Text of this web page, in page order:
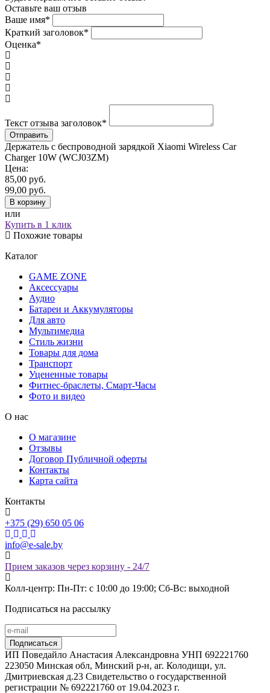
Оставьте ваш отзыв
Ваше имя*
Краткий заголовок*
Оценка*
Текст отзыва заголовок*
Держатель с беспроводной зарядкой Xiaomi Wireless Car
Charger 10W (WCJ03ZM)
Цена:
85,00 руб.
99,00 руб.
В корзину
или
Купить в 1 клик
Похожие товары
Каталог
GAME ZONE
Аксессуары
Аудио
Батареи и Аккумуляторы
Для авто
Мультимедиа
Стиль жизни
Товары для дома
Транспорт
Уцененные товары
Фитнес-браслеты, Смарт-Часы
Фото и видео
О нас
О магазине
Отзывы
Договор Публичной оферты
Контакты
Карта сайта
Контакты
+375 (29) 650 05 06
info@e-sale.by
Прием заказов через корзину - 24/7
Колл-центр: Пн-Пт: с 10:00 до 19:00; Сб-Вс: выходной
Подписаться на рассылку
ИП Поведайло Анастасия Александровна УНП 692221760
223050 Минская обл, Минский р-н, аг. Колодищи, ул.
Дмитриевская д.23 Свидетельство о государственной
регистрации № 692221760 от 19.04.2023 г.